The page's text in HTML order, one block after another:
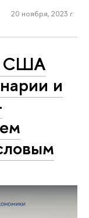
20 ноября, 2023 г.
США
и